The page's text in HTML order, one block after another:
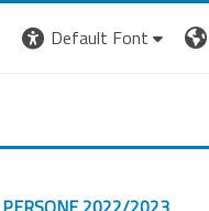
Default Font